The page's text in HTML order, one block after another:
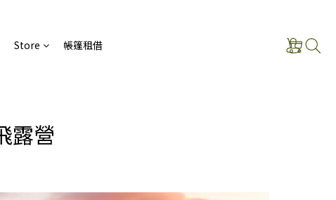
Store 帳篷租借
露營